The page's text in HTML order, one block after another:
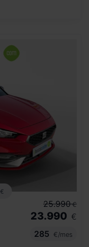
€
25.990 €
23.990 €
285
€/mes